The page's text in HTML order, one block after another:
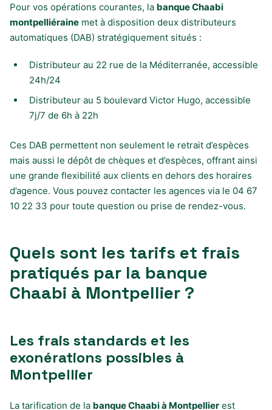
Pour vos opérations courantes, la banque Chaabi
montpelliéraine met à disposition deux distributeurs
automatiques (DAB) stratégiquement situés :
Distributeur au 22 rue de la Méditerranée, accessible
24h/24
Distributeur au 5 boulevard Victor Hugo, accessible
7j/7 de 6h à 22h
Ces DAB permettent non seulement le retrait d’espèces
mais aussi le dépôt de chèques et d’espèces, offrant ainsi
une grande flexibilité aux clients en dehors des horaires
d’agence. Vous pouvez contacter les agences via le 04 67
10 22 33 pour toute question ou prise de rendez-vous.
Quels sont les tarifs et frais
pratiqués par la banque
Chaabi à Montpellier ?
Les frais standards et les
exonérations possibles à
Montpellier
La tarification de la banque Chaabi à Montpellier est